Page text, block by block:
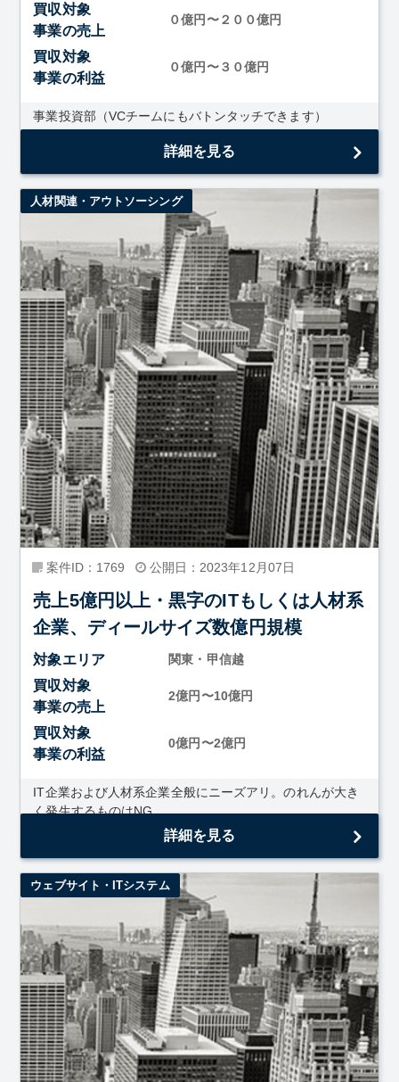
買収対象
事業の売上
０億円〜２００億円
買収対象
事業の利益
０億円〜３０億円
事業投資部（VCチームにもバトンタッチできます）
詳細を見る
人材関連・アウトソーシング
案件ID：1769 公開日：2023年12月07日
売上5億円以上・黒字のITもしくは人材系
企業、ディールサイズ数億円規模
対象エリア 関東・甲信越
買収対象
事業の売上
2億円〜10億円
買収対象
事業の利益
0億円〜2億円
IT企業および人材系企業全般にニーズアリ。のれんが大き
く発生するものはNG
詳細を見る
ウェブサイト・ITシステム